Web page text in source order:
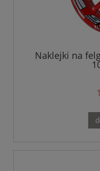
Naklejki na